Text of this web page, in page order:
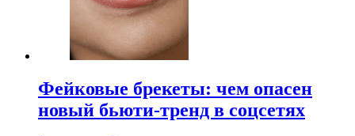
Фейковые брекеты: чем опасен
новый бьюти-тренд в соцсетях